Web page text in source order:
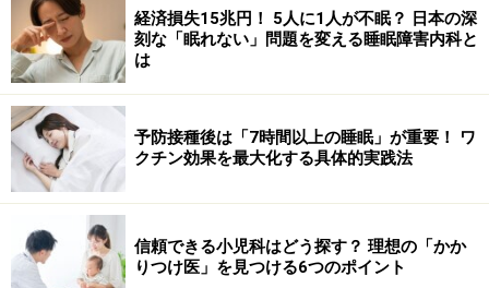
経済損失15兆円！ 5人に1人が不眠？ 日本の深
刻な「眠れない」問題を変える睡眠障害内科と
は
予防接種後は「7時間以上の睡眠」が重要！ ワ
クチン効果を最大化する具体的実践法
信頼できる小児科はどう探す？ 理想の「かか
りつけ医」を見つける6つのポイント